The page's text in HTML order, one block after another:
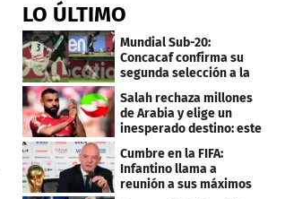
LO ÚLTIMO
Mundial Sub-20:
Concacaf confirma su
segunda selección a la
Copa del Mundo 2027
Salah rechaza millones
de Arabia y elige un
inesperado destino: este
será su club
Cumbre en la FIFA:
Infantino llama a
reunión a sus máximos